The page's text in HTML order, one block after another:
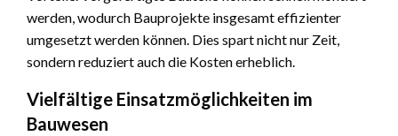
werden, wodurch Bauprojekte insgesamt effizienter
umgesetzt werden können. Dies spart nicht nur Zeit,
sondern reduziert auch die Kosten erheblich.
Vielfältige Einsatzmöglichkeiten im
Bauwesen